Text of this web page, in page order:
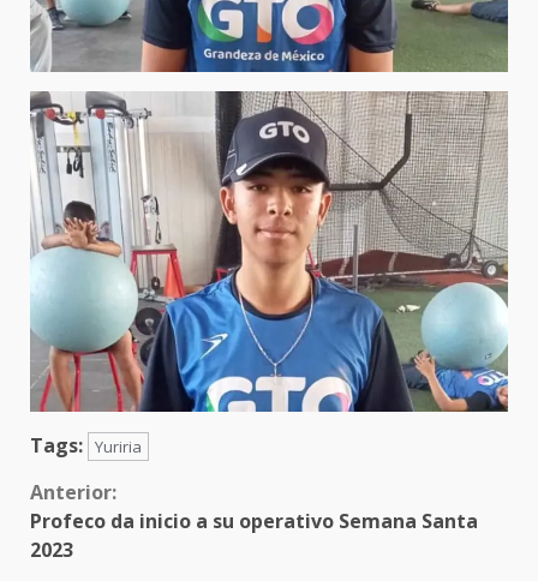
Tags: Yuriria
Sigue
leyendo
Anterior:
Profeco da inicio a su operativo Semana Santa
2023